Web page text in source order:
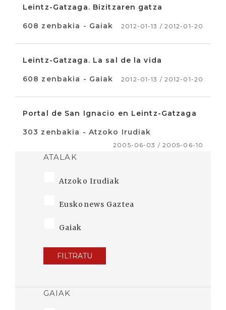
Leintz-Gatzaga. Bizitzaren gatza
608 zenbakia - Gaiak 2012-01-13 / 2012-01-20
Leintz-Gatzaga. La sal de la vida
608 zenbakia - Gaiak 2012-01-13 / 2012-01-20
Portal de San Ignacio en Leintz-Gatzaga
303 zenbakia - Atzoko Irudiak
2005-06-03 / 2005-06-10
ATALAK
Atzoko Irudiak
Euskonews Gaztea
Gaiak
FILTRATU
GAIAK